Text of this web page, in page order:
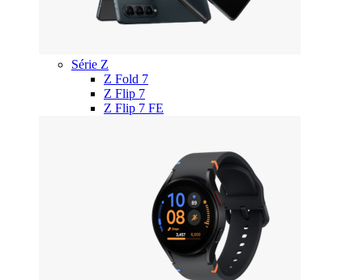
Série Z
Z Fold 7
Z Flip 7
Z Flip 7 FE